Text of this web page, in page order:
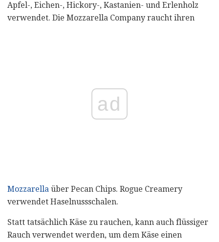
Apfel-, Eichen-, Hickory-, Kastanien- und Erlenholz
verwendet. Die Mozzarella Company raucht ihren
ad
Mozzarella über Pecan Chips. Rogue Creamery
verwendet Haselnussschalen.
Statt tatsächlich Käse zu rauchen, kann auch flüssiger
Rauch verwendet werden, um dem Käse einen